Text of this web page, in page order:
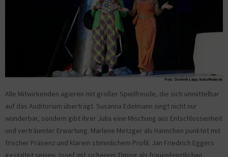
Alle Mitwirkenden agieren mit großer Spielfreude, die sich unmittelbar
auf das Auditorium überträgt. Susanna Edelmann singt nicht nur
wunderbar, sondern gibt ihrer Julia eine Mischung aus Entschlossenheit
und verträumter Erwartung. Marlene Metzger als Hannchen punktet mit
frischer Präsenz und klarem stimmlichem Profil. Jan Friedrich Eggers
gestaltet seinen Josef mit sicherem Timing als frauenfeindlichen